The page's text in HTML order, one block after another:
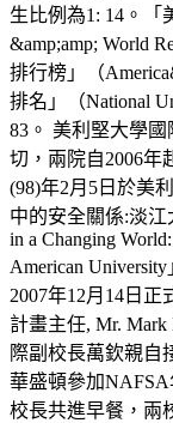
生比例為1: 14。「
&amp;amp; World
排行榜」（
排名」（National
83。 美利堅大學
切，兩院自2006年
(98)年2月5日於美
中的安全關係:淡江
in a Changing
American
2007年12月14日
計畫主任, Mr. Mark
際副校長萬欽親自
華盛頓參加
校長共進早餐，兩